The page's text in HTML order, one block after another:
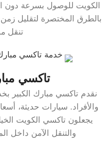
الكويت للوصول بسرعة دون
بالطرق المختصرة لتقليل
تنقل
تاكسي
نقدم تاكسي مبارك الكبير
والأفراد. سيارات حديثة،
يجعلون تاكسي الكويت
والتنقل الآمن داخل